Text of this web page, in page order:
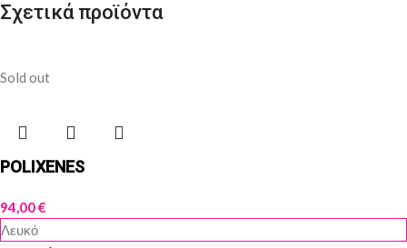
Σχετικά προϊόντα
Sold out
POLIXENES
94,00€
Λευκό